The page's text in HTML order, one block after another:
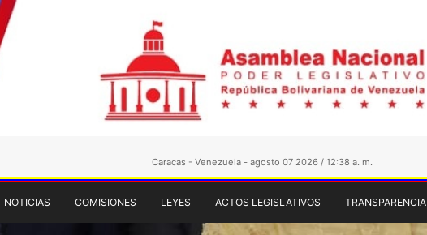
Caracas - Venezuela - agosto 07 2026 / 12:38 a. m.
NOTICIAS COMISIONES LEYES ACTOS LEGISLATIVOS TRANSPARENCIA